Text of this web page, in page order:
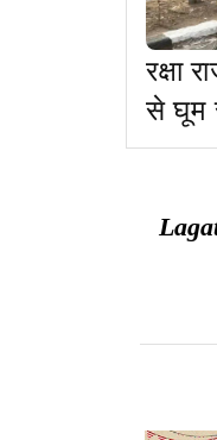
रक्षा
से घूम
के 11